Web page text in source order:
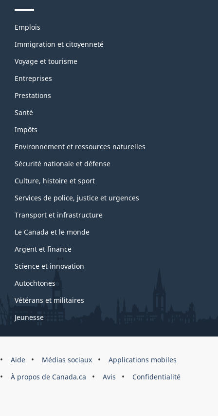
Thèmes
sujets
Emplois
Immigration et citoyenneté
Voyage et tourisme
Entreprises
Prestations
Santé
Impôts
Environnement et ressources naturelles
Sécurité nationale et défense
Culture, histoire et sport
Services de police, justice et urgences
Transport et infrastructure
Le Canada et le monde
Argent et finance
Science et innovation
Autochtones
Vétérans et militaires
Jeunesse
Marque
du
Aide Médias sociaux
Applications mobiles
À propos de Canada.ca
Avis Confidentialité